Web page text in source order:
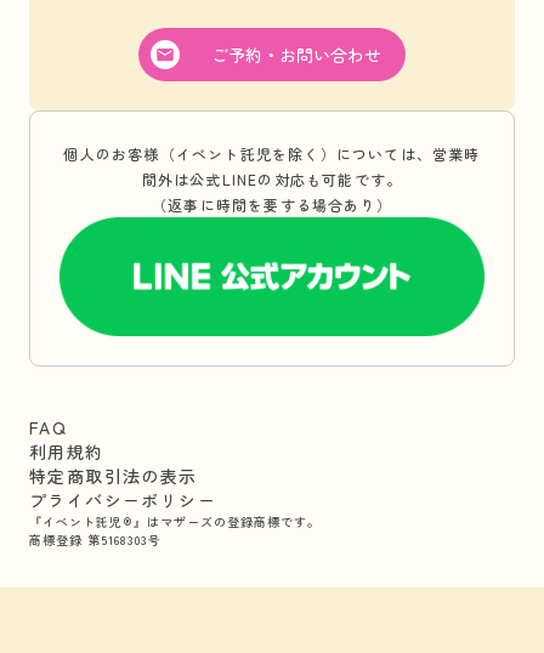
ご予約・お問い合わせ
個人のお客様（イベント託児を除く）については、営業時
間外は公式LINEの対応も可能です。
（返事に時間を要する場合あり）
FAQ
利用規約
特定商取引法の表示
プライバシーポリシー
『イベント託児®』はマザーズの登録商標です。
商標登録 第5168303号